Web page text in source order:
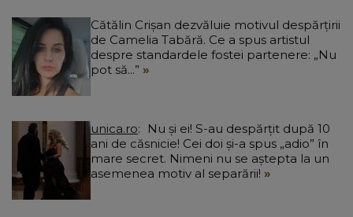
Cătălin Crișan dezvăluie motivul despărțirii
de Camelia Tabără. Ce a spus artistul
despre standardele fostei partenere: „Nu
pot să...”
unica.ro
ani de căsnicie! Cei doi și-a spus „adio” în
mare secret. Nimeni nu se aștepta la un
asemenea motiv al separării!